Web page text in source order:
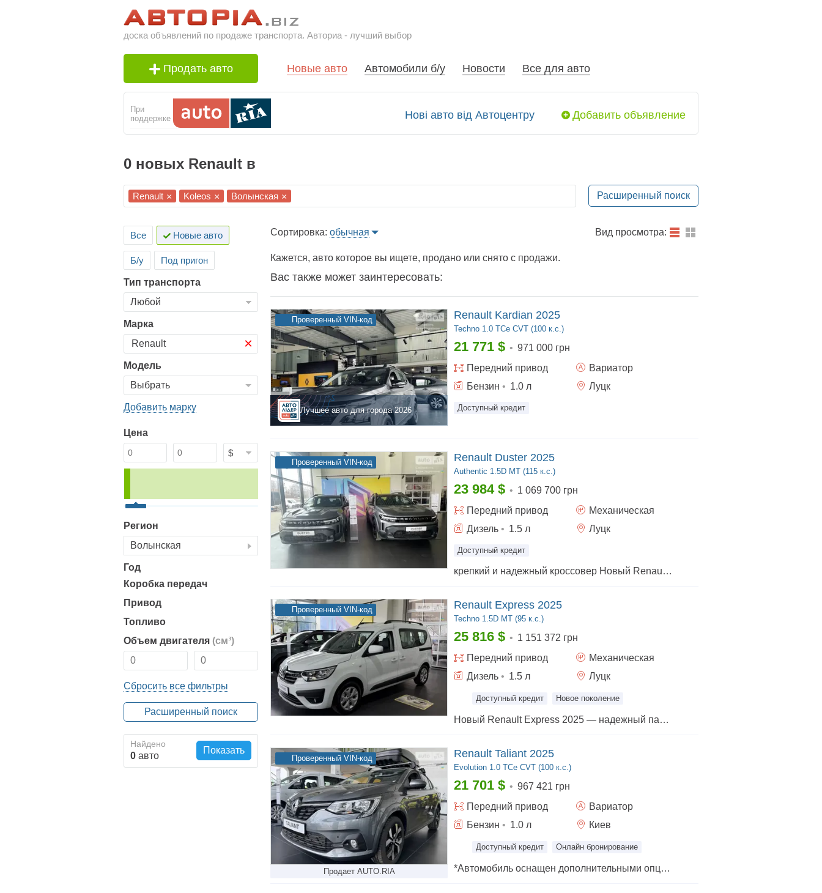
доска объявлений по продаже транспорта. Авториа - лучший выбор
Продать авто Новые авто Автомобили б/у Новости Все для авто
При
поддержке
Нові авто від Автоцентру Добавить объявление
0 новых Renault в
Расширенный поиск
Renault × Koleos × Волынская ×
Все Новые авто
Б/у Под пригон
Тип транспорта
Марка
×
Модель
Добавить марку
Цена
Регион
Волынская
Год
Коробка передач
Привод
Топливо
Объем двигателя (см³)
Сбросить все фильтры
Расширенный поиск
Найдено
0 авто
Показать
Сортировка: обычная Вид просмотра:
Кажется, авто которое вы ищете, продано или снято с продажи.
Вас также может заинтересовать:
Лучшее авто для города 2026
Renault Kardian 2025
Techno 1.0 TCe CVT (100 к.с.)
21 771 $ • 971 000 грн
Передний привод
Вариатор
Бензин • 1.0 л Луцк
Проверенный VIN-код
Доступный кредит
Renault Duster 2025
Authentic 1.5D MT (115 к.с.)
23 984$ • 1 069 700 грн
Передний привод
Механическая
Дизель • 1.5 л Луцк
Проверенный VIN-код
Доступный кредит
крепкий и надежный кроссовер Новый Renault Duster имеет убедительный дизайн внедорожника с выразительными линиями, модульными рейлингами и усиленными колесными арками. Его мощь еще больше подчеркивается надписью Renault на выразительной решетке радиатора. Renault Duster имеет исключительные внедорожные возможности, гарантируя плавный переход от городских улиц к бездорожью.
Renault Express 2025
Techno 1.5D МТ (95 к.с.)
25 816 $ • 1 151 372 грн
Передний привод
Механическая
Дизель • 1.5 л Луцк
Проверенный VIN-код
Доступный кредит Новое поколение
Новый Renault Express 2025 — надежный партнер для вашего бизнеса и ежедневных дел. Renault Express создан для тех, кто ценит практичность, экономичность и комфорт. Просторный салон, вместительное багажное отделение и современное оснащение делают его идеальным выбором как для работы, так и для повседневного использования. Мы предлагаем: • выгодные условия кредитования и лизинга; • программу Trade-In; • помощь с оформлением страхования; • профессиональную консультацию по выбору комплектации и дополнительного оборудования. Загляните в Renault Луцьк Експо, чтобы лично оценить Renault Express, пройти тест-драйв и получить индивидуальное предложение. Мы поможем подобрать автомобиль, который полностью будет соответствовать вашим потребностям.
Renault Taliant 2025
Evolution 1.0 TCe CVT (100 к.с.)
21 701 $ • 967 421 грн
Передний привод
Вариатор
Бензин • 1.0 л Киев
Проверенный VIN-код
Доступный кредит Онлайн бронирование
*Автомобиль оснащен дополнительными опциями: Пакет "Комфорт": передние и задние парктроники, карта-ключ "свободные руки"; MAPSTD; 16" легкосплавные диски Randia; Мультимедийная система NAVI LINK с 8" экраном, навигацией, 4 динамиками, Bluetooth
Продает AUTO.RIA